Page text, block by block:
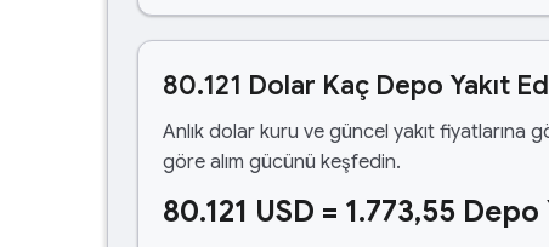
80.121 Dolar Kaç Depo Yakıt
Anlık dolar kuru ve güncel yakıt fiyatlarına
göre alım gücünü keşfedin.
80.121 USD = 1.773,55 Depo